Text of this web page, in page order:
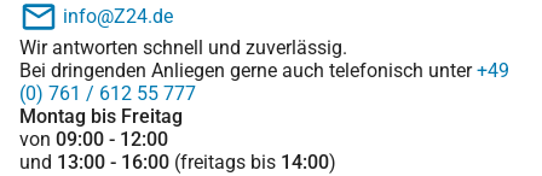
info@Z24.de
Wir antworten schnell und zuverlässig.
Bei dringenden Anliegen gerne auch telefonisch unter+49
(0) 761 / 612 55 777
Montag bis Freitag
von 09:00 - 12:00
und 13:00 - 16:00 (freitags bis 14:00)